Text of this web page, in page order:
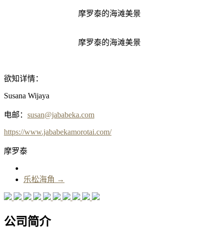
摩罗泰的海滩美景
摩罗泰的海滩美景
欲知详情：
Susana Wijaya
电邮： susan@jababeka.com
https://www.jababekamorotai.com/
摩罗泰
乐松海角 →
公司简介